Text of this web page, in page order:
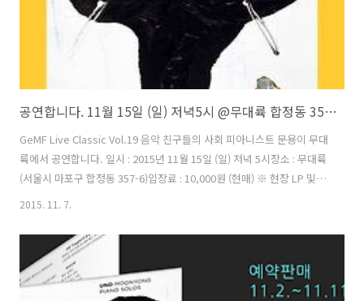
공연합니다. 11월 15일 (일) 저녁5시 @무대륙 합정동 357-6
GeMF Live Classic Vol.19 음악 친구들의 사회 피아니스트 문용이 무대
륙에서 공연합니다. 일시 : 2015년 11월 15일 (일) 저녁 5시장소 : 무대륙
(서울시 마포구 합정동 357-6)입장료 : 10,000원 (현매) ※ 현장 LP 및
2015. 11. 7.